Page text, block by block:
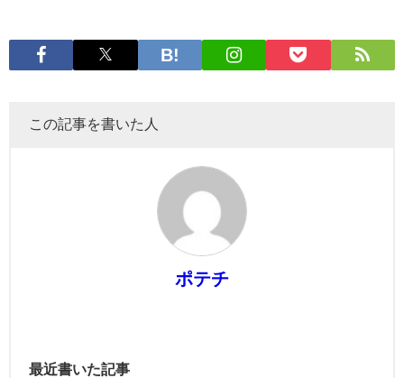
この記事を書いた人
ポテチ
最近書いた記事